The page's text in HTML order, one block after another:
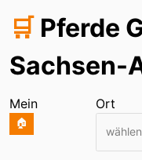
🛒 Pferde
Sachsen-
Mein
🏠
Ort
wählen